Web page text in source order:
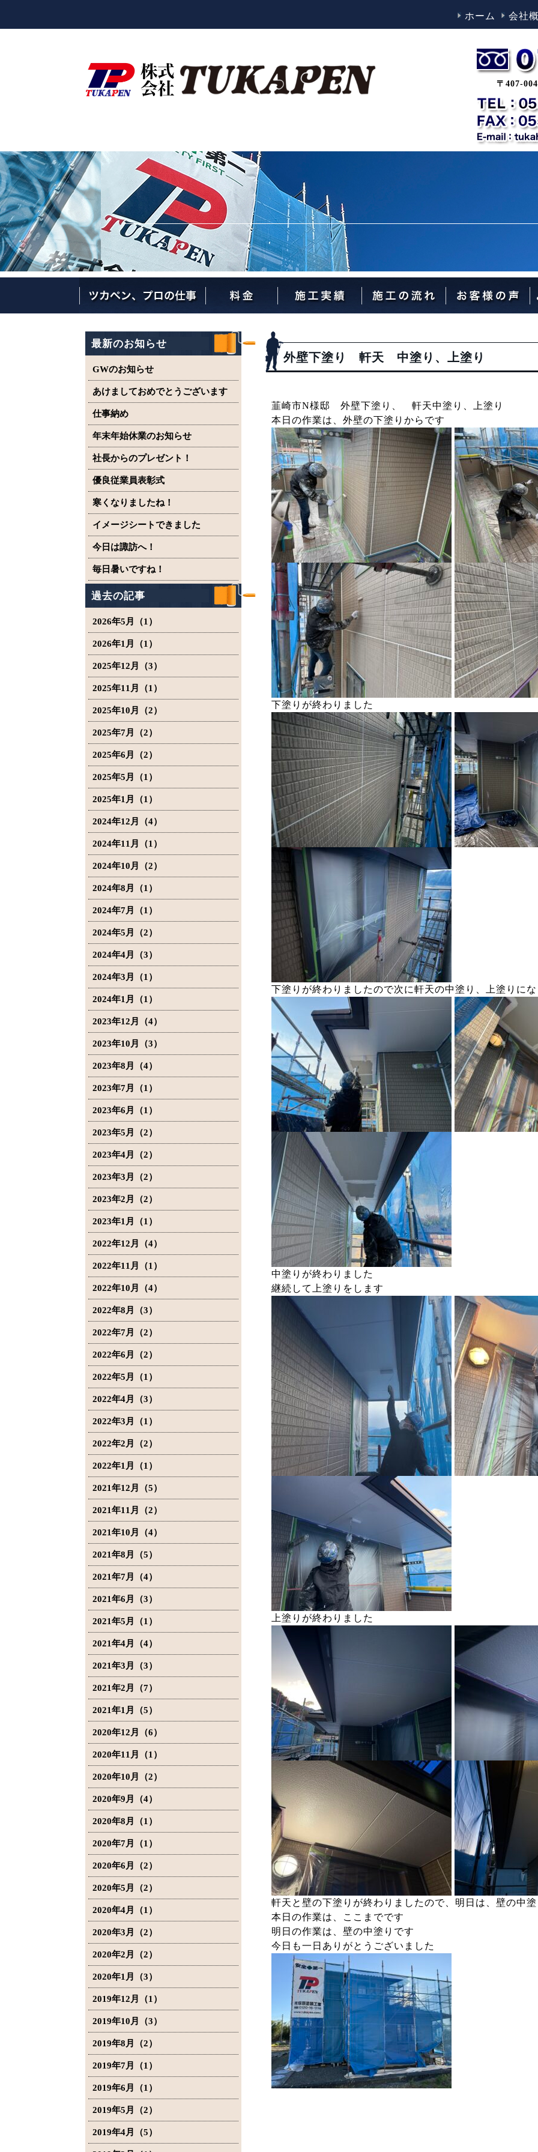
ホーム 会社
〒407-
最新のお知らせ
GWのお知らせ
あけましておめでとうございます
仕事納め
年末年始休業のお知らせ
社長からのプレゼント！
優良従業員表彰式
寒くなりましたね！
イメージシートできました
今日は諏訪へ！
毎日暑いですね！
過去の記事
2026年5月（1）
2026年1月（1）
2025年12月（3）
2025年11月（1）
2025年10月（2）
2025年7月（2）
2025年6月（2）
2025年5月（1）
2025年1月（1）
2024年12月（4）
2024年11月（1）
2024年10月（2）
2024年8月（1）
2024年7月（1）
2024年5月（2）
2024年4月（3）
2024年3月（1）
2024年1月（1）
2023年12月（4）
2023年10月（3）
2023年8月（4）
2023年7月（1）
2023年6月（1）
2023年5月（2）
2023年4月（2）
2023年3月（2）
2023年2月（2）
2023年1月（1）
2022年12月（4）
2022年11月（1）
2022年10月（4）
2022年8月（3）
2022年7月（2）
2022年6月（2）
2022年5月（1）
2022年4月（3）
2022年3月（1）
2022年2月（2）
2022年1月（1）
2021年12月（5）
2021年11月（2）
2021年10月（4）
2021年8月（5）
2021年7月（4）
2021年6月（3）
2021年5月（1）
2021年4月（4）
2021年3月（3）
2021年2月（7）
2021年1月（5）
2020年12月（6）
2020年11月（1）
2020年10月（2）
2020年9月（4）
2020年8月（1）
2020年7月（1）
2020年6月（2）
2020年5月（2）
2020年4月（1）
2020年3月（2）
2020年2月（2）
2020年1月（3）
2019年12月（1）
2019年10月（3）
2019年8月（2）
2019年7月（1）
2019年6月（1）
2019年5月（2）
2019年4月（5）
外壁下塗り 軒天 中塗り、上塗り
韮崎市N様邸 外壁下塗り、 軒天中塗り、上塗り
本日の作業は、外壁の下塗りからです
下塗りが終わりました
下塗りが終わりましたので次に軒天の中塗り、上塗りに
中塗りが終わりました
継続して上塗りをします
上塗りが終わりました
軒天と壁の下塗りが終わりましたので、明日は、壁の中
本日の作業は、ここまでです
明日の作業は、壁の中塗りです
今日も一日ありがとうございました